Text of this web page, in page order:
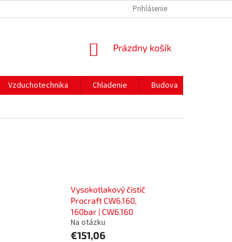
PREPRAVA A PLATBYPrihlásenie
NÁKUPNÝ
Prázdny košík
Vzduchotechnika Chladenie Budova
Vysokotlakový čistič
Procraft CW6.160,
160bar | CW6.160
Na otázku
€151,06